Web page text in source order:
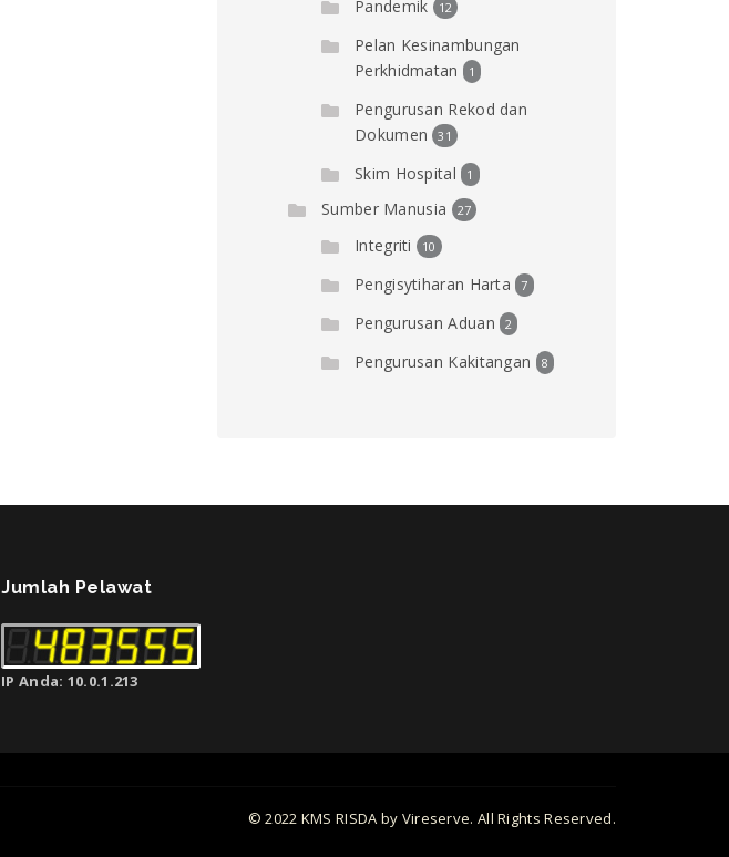
Pandemik 12
Pelan Kesinambungan
Perkhidmatan
1
Pengurusan Rekod dan
Dokumen
31
Skim Hospital 1
Sumber Manusia 27
Integriti 10
Pengisytiharan Harta 7
Pengurusan Aduan 2
Pengurusan Kakitangan 8
Jumlah Pelawat
IP Anda: 10.0.1.213
© 2022 KMS RISDA by Vireserve. All Rights Reserved.